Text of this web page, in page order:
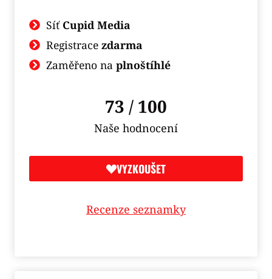
Síť Cupid Media
Registrace zdarma
Zaměřeno na plnoštíhlé
73 / 100
Naše hodnocení
VYZKOUŠET
Recenze seznamky